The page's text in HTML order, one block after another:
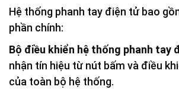
Hệ thống phanh tay điện tử bao
phần chính:
Bộ điều khiển hệ thống phanh tay
nhận tín hiệu từ nút bấm và điều
của toàn bộ hệ thống.